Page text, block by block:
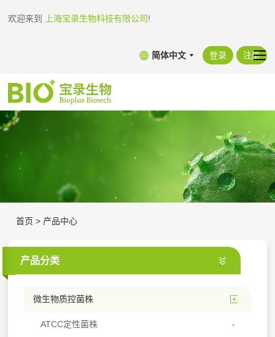
欢迎来到 上海宝录生物科技有限公司!
简体中文 登录 注册
首页 > 产品中心
产品分类
微生物质控菌株
ATCC定性菌株